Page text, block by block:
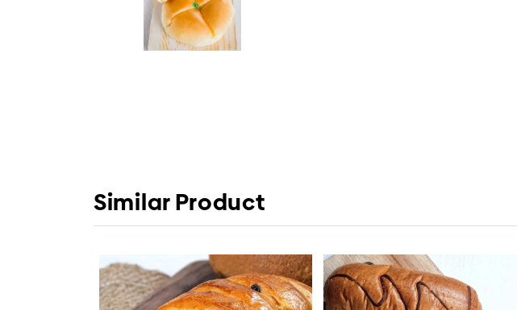
Similar Product